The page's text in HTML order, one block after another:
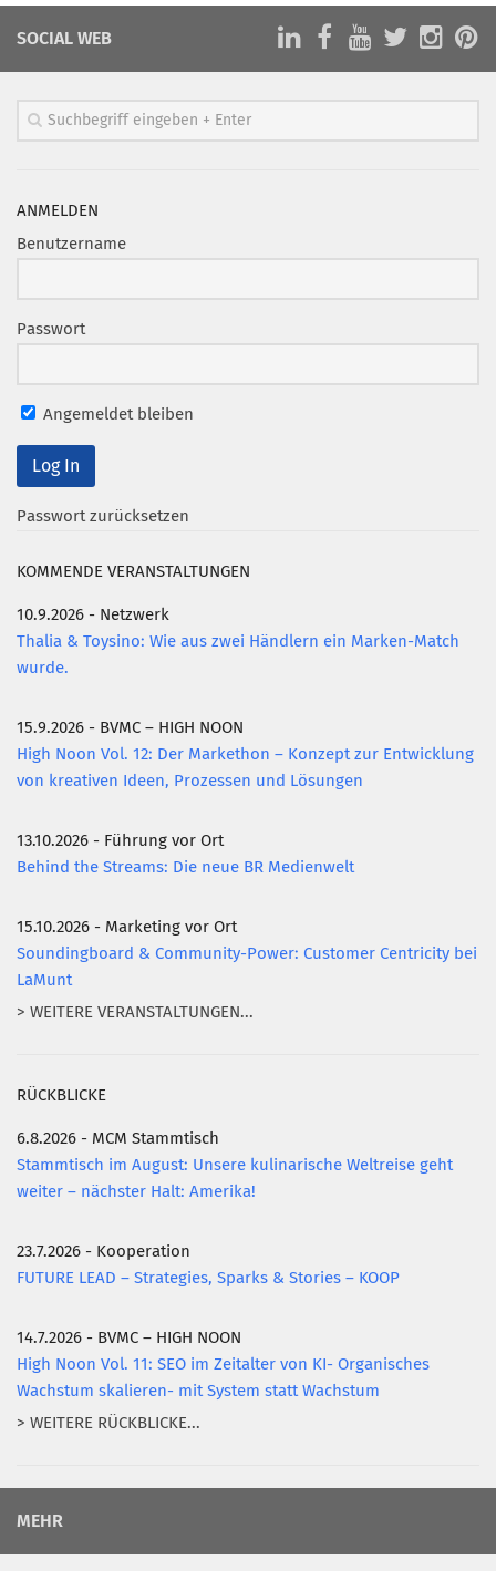
SOCIAL WEB
ANMELDEN
Benutzername
Passwort
Angemeldet bleiben
Passwort zurücksetzen
KOMMENDE VERANSTALTUNGEN
10.9.2026 - Netzwerk
Thalia & Toysino: Wie aus zwei Händlern ein Marken-Match
wurde.
15.9.2026 - BVMC – HIGH NOON
High Noon Vol. 12: Der Markethon – Konzept zur Entwicklung
von kreativen Ideen, Prozessen und Lösungen
13.10.2026 - Führung vor Ort
Behind the Streams: Die neue BR Medienwelt
15.10.2026 - Marketing vor Ort
Soundingboard & Community-Power: Customer Centricity bei
LaMunt
> WEITERE VERANSTALTUNGEN...
RÜCKBLICKE
6.8.2026 - MCM Stammtisch
Stammtisch im August: Unsere kulinarische Weltreise geht
weiter – nächster Halt: Amerika!
23.7.2026 - Kooperation
FUTURE LEAD – Strategies, Sparks & Stories – KOOP
14.7.2026 - BVMC – HIGH NOON
High Noon Vol. 11: SEO im Zeitalter von KI- Organisches
Wachstum skalieren- mit System statt Wachstum
> WEITERE RÜCKBLICKE...
MEHR